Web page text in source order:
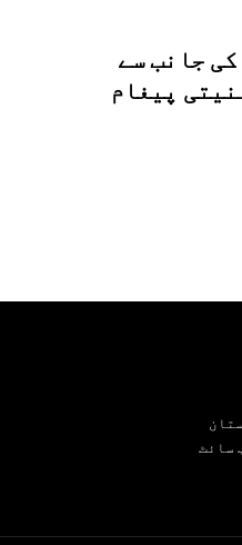
کی جانب سے
پیغام
سائٹ